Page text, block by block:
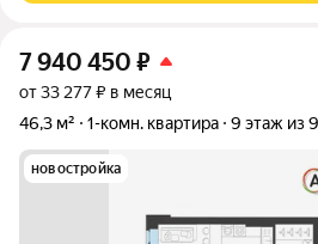
7 940 450 ₽
от 33 277 ₽ в месяц
46,3 м²
1-комн. квартира 9 этаж из 9
новостройка